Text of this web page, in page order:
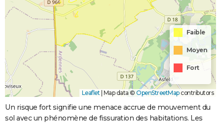
Faible
Moyen
Fort
Leaflet | Map data © OpenStreetMapcontributors
Un risque fort signifie une menace accrue de mouvement du
sol avec un phénomène de fissuration des habitations. Les